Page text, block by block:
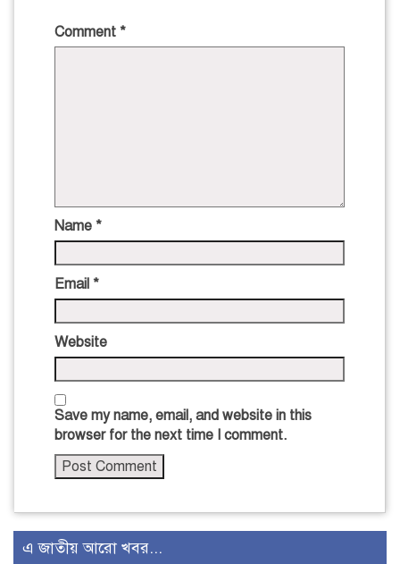
Comment *
Name *
Email *
Website
Save my name, email, and website in this
browser for the next time I comment.
এ জাতীয় আরো খবর...